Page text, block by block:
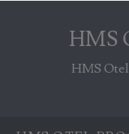
HMS
HMS